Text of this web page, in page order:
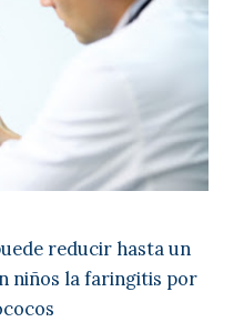
reducir hasta un
niños la faringitis por